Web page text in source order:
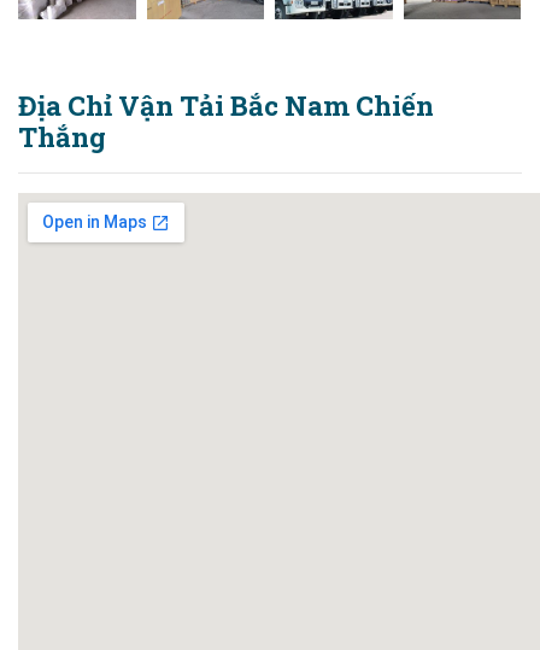
Địa Chỉ Vận Tải Bắc Nam Chiến
Thắng